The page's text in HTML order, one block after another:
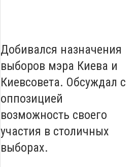
Добивался назначения
выборов мэра Киева и
Киевсовета. Обсуждал с
оппозицией
возможность своего
участия в столичных
выборах.